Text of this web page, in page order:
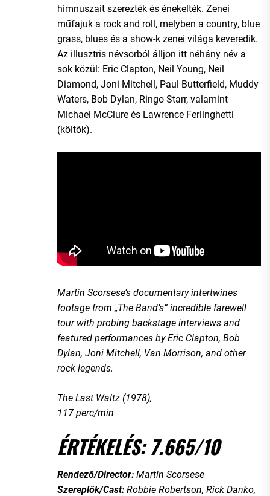
himnuszait szerezték és énekelték. Zenei
műfajuk a rock and roll, melyben a country, blue
grass, blues és a show-k zenei világa keveredik.
Az illusztris névsorból álljon itt néhány név a
sok közül: Eric Clapton, Neil Young, Neil
Diamond, Joni Mitchell, Paul Butterfield, Muddy
Waters, Bob Dylan, Ringo Starr, valamint
Michael McClure és Lawrence Ferlinghetti
(költők).
Martin Scorsese’s documentary intertwines
footage from „The Band’s” incredible farewell
tour with probing backstage interviews and
featured performances by Eric Clapton, Bob
Dylan, Joni Mitchell, Van Morrison, and other
rock legends.
The Last Waltz (1978),
117 perc/min
ÉRTÉKELÉS: 7.665/10
Rendező/Director: Martin Scorsese
Szereplők/Cast: Robbie Robertson, Rick Danko,